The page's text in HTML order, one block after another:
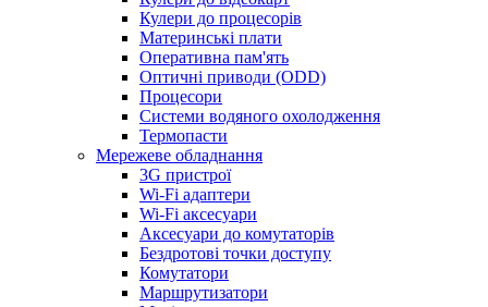
Кулери до процесорів
Материнські плати
Оперативна пам'ять
Оптичні приводи (ODD)
Процесори
Системи водяного охолодження
Термопасти
Мережеве обладнання
3G пристрої
Wi-Fi адаптери
Wi-Fi аксесуари
Аксесуари до комутаторів
Бездротові точки доступу
Комутатори
Маршрутизатори